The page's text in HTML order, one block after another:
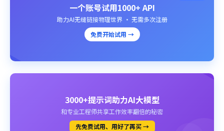
一个账号试用1000+ API
助力AI无缝链接物理世界 · 无需多次注册
免费开始试用 →
3000+提示词助力AI大模型
和专业工程师共享工作效率翻倍的秘密
先免费试用、用好了再买 →